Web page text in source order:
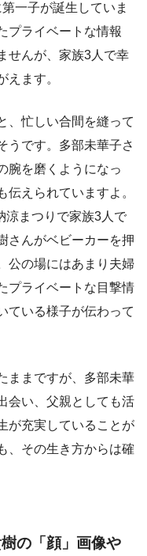
一子が誕生していま
プライベートな情報
せんが、家族3人で幸
えます。
、忙しい合間を縫って
うです。多部未華子さ
腕を磨くようになっ
えられていますよ。
涼まつりで家族3人で
さんがベビーカーを押
公の場にはあまり夫婦
プライベートな目撃情
ている様子が伝わって
ままですが、多部未華
会い、父親としても活
が充実していることが
、その生き方からは確
の「顔」画像や